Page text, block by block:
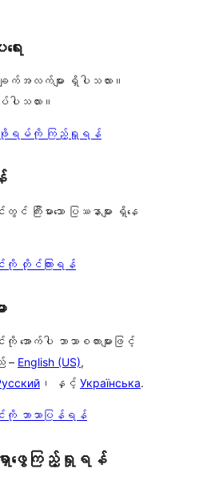
ေး
ချက်အလက်များ ရှိပါသလား။
သလား။
း ဖိုရမ်ကို ကြည့်ရှုရန်
ကြီးမားသော ပြဿနာများ ရှိနေ
ကို တိုင်ကြားရန်
ောက်ပါ ဘာသာစကားများဖြင့်
– English (US),
၊ နှင့် Українська.
ကို ဘာသာပြန်ရန်
ရှာဖွေကြည့်ရှုရန်